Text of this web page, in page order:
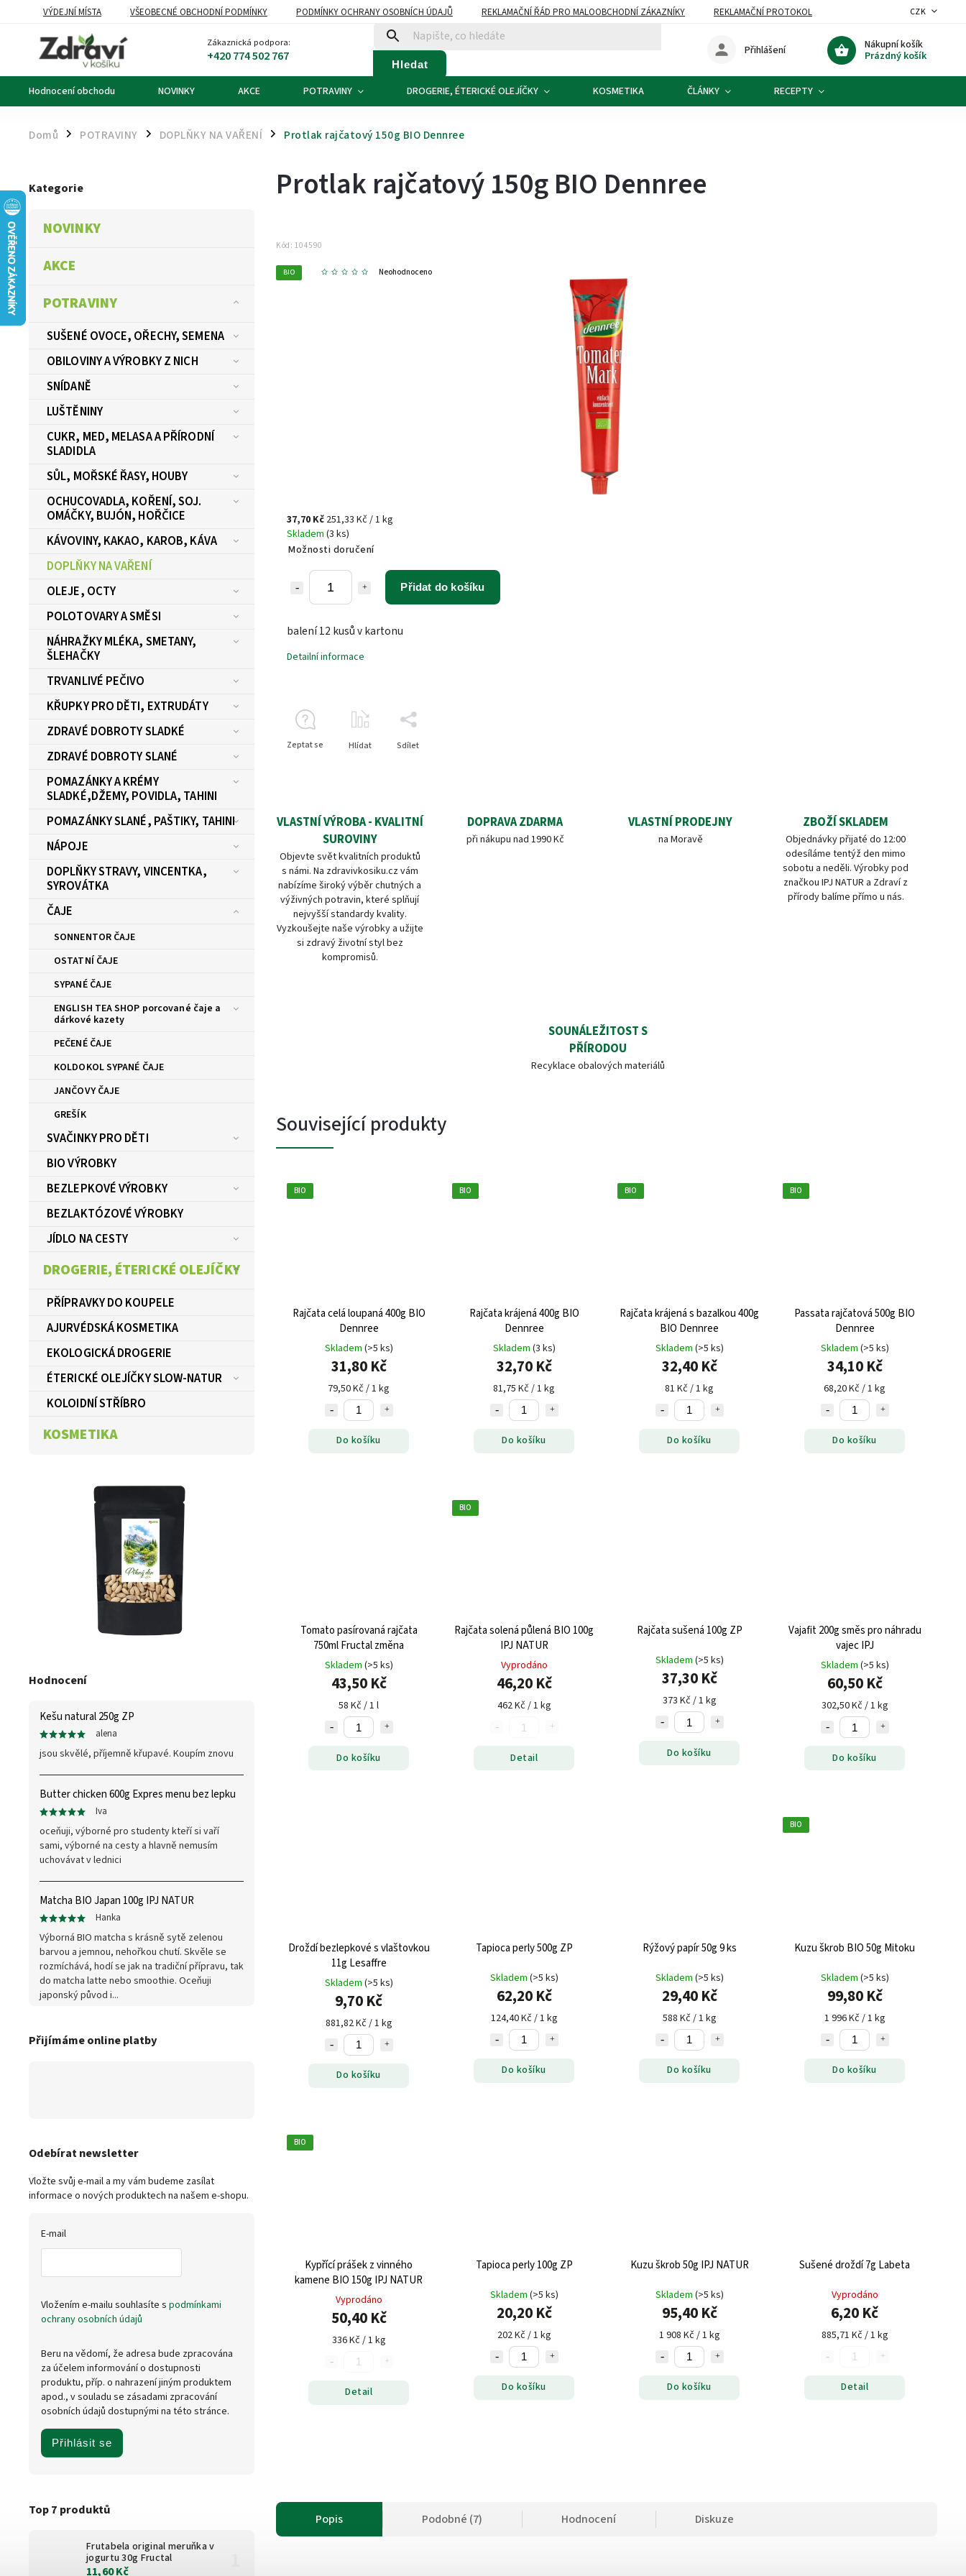
VÝDEJNÍ MÍSTA VŠEOBECNÉ OBCHODNÍ PODMÍNKY PODMÍNKY OCHRANY OSOBNÍCH ÚDAJŮ REKLAMAČNÍ ŘÁD PRO MALOOBCHODNÍ ZÁKAZNÍKY
REKLAMAČNÍ PROTOKOL
OZNÁMENÍ O ODSTOUPENÍ OD KUPNÍ SMLOUVY
KONTAKTY
CZK
Zákaznická podpora:
+420 774 502 767 Hledat
Nákupní košík
Prázdný košík
Přihlášení
Hodnocení obchodu NOVINKY AKCE POTRAVINY DROGERIE, ÉTERICKÉ OLEJÍČKY KOSMETIKA ČLÁNKY RECEPTY
Domů / POTRAVINY / DOPLŇKY NA VAŘENÍ / Protlak rajčatový 150g BIO Dennree
Kategorie
NOVINKY
AKCE
POTRAVINY
SUŠENÉ OVOCE, OŘECHY, SEMENA
OBILOVINY A VÝROBKY Z NICH
SNÍDANĚ
LUŠTĚNINY
CUKR, MED, MELASA A PŘÍRODNÍ
SLADIDLA
SŮL, MOŘSKÉ ŘASY, HOUBY
OCHUCOVADLA, KOŘENÍ, SOJ.
OMÁČKY, BUJÓN, HOŘČICE
KÁVOVINY, KAKAO, KAROB, KÁVA
DOPLŇKY NA VAŘENÍ
OLEJE, OCTY
POLOTOVARY A SMĚSI
NÁHRAŽKY MLÉKA, SMETANY,
ŠLEHAČKY
TRVANLIVÉ PEČIVO
KŘUPKY PRO DĚTI, EXTRUDÁTY
ZDRAVÉ DOBROTY SLADKÉ
ZDRAVÉ DOBROTY SLANÉ
POMAZÁNKY A KRÉMY
SLADKÉ,DŽEMY, POVIDLA, TAHINI
POMAZÁNKY SLANÉ, PAŠTIKY, TAHINI
NÁPOJE
DOPLŇKY STRAVY, VINCENTKA,
SYROVÁTKA
ČAJE
SONNENTOR ČAJE
OSTATNÍ ČAJE
SYPANÉ ČAJE
ENGLISH TEA SHOP porcované čaje a
dárkové kazety
PEČENÉ ČAJE
KOLDOKOL SYPANÉ ČAJE
JANČOVY ČAJE
GREŠÍK
SVAČINKY PRO DĚTI
BIO VÝROBKY
BEZLEPKOVÉ VÝROBKY
BEZLAKTÓZOVÉ VÝROBKY
JÍDLO NA CESTY
DROGERIE, ÉTERICKÉ OLEJÍČKY
PŘÍPRAVKY DO KOUPELE
AJURVÉDSKÁ KOSMETIKA
EKOLOGICKÁ DROGERIE
ÉTERICKÉ OLEJÍČKY SLOW-NATUR
KOLOIDNÍ STŘÍBRO
KOSMETIKA
Hodnocení
Kešu natural 250g ZP
alena
jsou skvělé, příjemně křupavé. Koupím znovu
Butter chicken 600g Expres menu bez lepku
Iva
oceňuji, výborné pro studenty kteří si vaří
sami, výborné na cesty a hlavně nemusím
uchovávat v lednici
Matcha BIO Japan 100g IPJ NATUR
Hanka
Výborná BIO matcha s krásně sytě zelenou
barvou a jemnou, nehořkou chutí. Skvěle se
rozmíchává, hodí se jak na tradiční přípravu, tak
do matcha latte nebo smoothie. Oceňuji
japonský původ i...
Přijímáme online platby
Odebírat newsletter
Vložte svůj e-mail a my vám budeme zasílat
informace o nových produktech na našem e-shopu.
E-mail
Vložením e-mailu souhlasíte s podmínkami
ochrany osobních údajů
Beru na vědomí, že adresa bude zpracována
za účelem informování o dostupnosti
produktu, příp. o nahrazení jiným produktem
apod., v souladu se zásadami zpracování
osobních údajů dostupnými na této stránce.
Přihlásit se
Top 7 produktů
Frutabela original meruňka v
jogurtu 30g Fructal
11,60 Kč
Protlak rajčatový 150g BIO Dennree
Kód: 104590
BIO Neohodnoceno
37,70 Kč 251,33 Kč / 1 kg
Skladem (3 ks)
Možnosti doručení
Přidat do košíku
balení 12 kusů v kartonu
Detailní informace
Zeptat se Hlídat Sdílet
VLASTNÍ VÝROBA - KVALITNÍ
SUROVINY
Objevte svět kvalitních produktů
s námi. Na zdravivkosiku.cz vám
nabízíme široký výběr chutných a
výživných potravin, které splňují
nejvyšší standardy kvality.
Vyzkoušejte naše výrobky a užijte
si zdravý životní styl bez
kompromisů.
DOPRAVA ZDARMA
při nákupu nad 1990 Kč
VLASTNÍ PRODEJNY
na Moravě
ZBOŽÍ SKLADEM
Objednávky přijaté do 12:00
odesíláme tentýž den mimo
sobotu a neděli. Výrobky pod
značkou IPJ NATUR a Zdraví z
přírody balíme přímo u nás.
SOUNÁLEŽITOST S
PŘÍRODOU
Recyklace obalových materiálů
Související produkty
BIO
Rajčata celá loupaná 400g BIO
Dennree
Skladem (>5 ks)
31,80 Kč
79,50 Kč / 1 kg
Do košíku
BIO
Rajčata krájená 400g BIO
Dennree
Skladem (3 ks)
32,70 Kč
81,75 Kč / 1 kg
Do košíku
BIO
Rajčata krájená s bazalkou 400g
BIO Dennree
Skladem (>5 ks)
32,40 Kč
81 Kč / 1 kg
Do košíku
BIO
Passata rajčatová 500g BIO
Dennree
Skladem (>5 ks)
34,10 Kč
68,20 Kč / 1 kg
Do košíku
Tomato pasírovaná rajčata
750ml Fructal změna
Skladem (>5 ks)
43,50 Kč
58 Kč / 1 l
Do košíku
BIO
Rajčata solená půlená BIO 100g
IPJ NATUR
Vyprodáno
46,20 Kč
462 Kč / 1 kg
Detail
Rajčata sušená 100g ZP
Skladem (>5 ks)
37,30 Kč
373 Kč / 1 kg
Do košíku
Vajafit 200g směs pro náhradu
vajec IPJ
Skladem (>5 ks)
60,50 Kč
302,50 Kč / 1 kg
Do košíku
Droždí bezlepkové s vlaštovkou
11g Lesaffre
Skladem (>5 ks)
9,70 Kč
881,82 Kč / 1 kg
Do košíku
Tapioca perly 500g ZP
Skladem (>5 ks)
62,20 Kč
124,40 Kč / 1 kg
Do košíku
Rýžový papír 50g 9 ks
Skladem (>5 ks)
29,40 Kč
588 Kč / 1 kg
Do košíku
BIO
Kuzu škrob BIO 50g Mitoku
Skladem (>5 ks)
99,80 Kč
1 996 Kč / 1 kg
Do košíku
BIO
Kypřící prášek z vinného
kamene BIO 150g IPJ NATUR
Vyprodáno
50,40 Kč
336 Kč / 1 kg
Detail
Tapioca perly 100g ZP
Skladem (>5 ks)
20,20 Kč
202 Kč / 1 kg
Do košíku
Kuzu škrob 50g IPJ NATUR
Skladem (>5 ks)
95,40 Kč
1 908 Kč / 1 kg
Do košíku
Sušené droždí 7g Labeta
Vyprodáno
6,20 Kč
885,71 Kč / 1 kg
Detail
Popis Podobné (7) Hodnocení Diskuze